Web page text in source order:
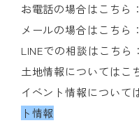
お電話の場合はこちら：
メールの場合はこちら：
LINEでの相談はこちら
土地情報についてはこ
イベント情報について
ト情報